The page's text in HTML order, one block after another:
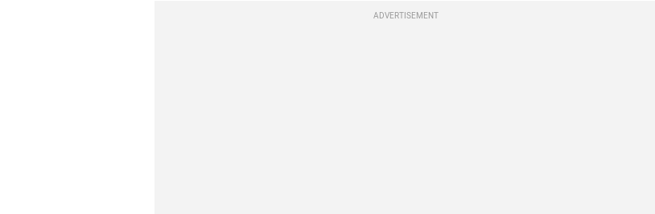
ADVERTISEMENT